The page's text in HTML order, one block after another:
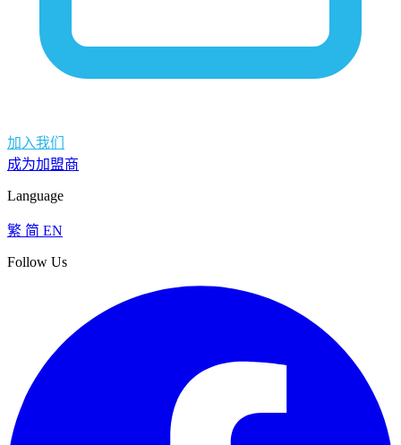
加入我们
成为加盟商
Language
繁 简 EN
Follow Us